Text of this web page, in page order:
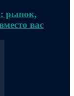
рынок,
вас